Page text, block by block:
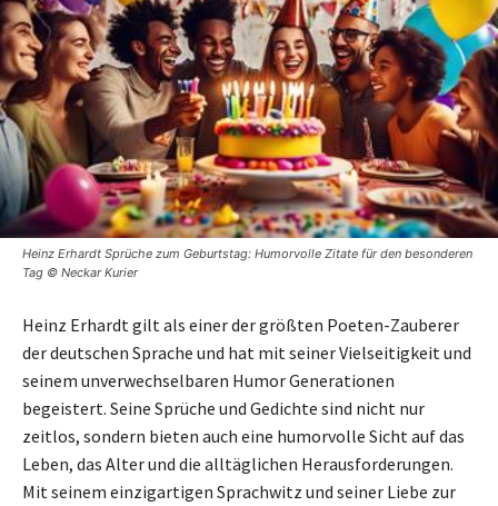
Heinz Erhardt Sprüche zum Geburtstag: Humorvolle Zitate für den besonderen
Tag © Neckar Kurier
Heinz Erhardt gilt als einer der größten Poeten-Zauberer
der deutschen Sprache und hat mit seiner Vielseitigkeit und
seinem unverwechselbaren Humor Generationen
begeistert. Seine Sprüche und Gedichte sind nicht nur
zeitlos, sondern bieten auch eine humorvolle Sicht auf das
Leben, das Alter und die alltäglichen Herausforderungen.
Mit seinem einzigartigen Sprachwitz und seiner Liebe zur